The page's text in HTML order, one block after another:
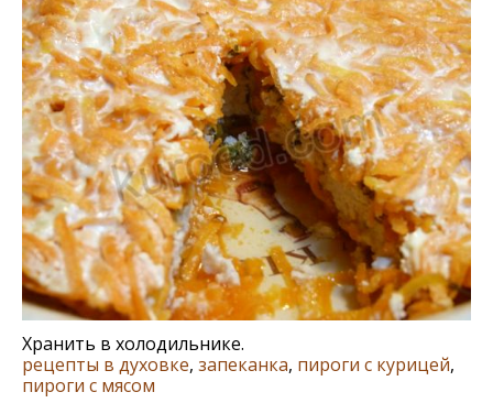
Хранить в холодильнике.
рецепты в духовке, запеканка, пироги с курицей,
пироги с мясом